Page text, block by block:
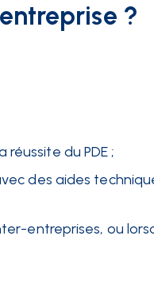
?
du PDE ;
des aides
entreprises, ou